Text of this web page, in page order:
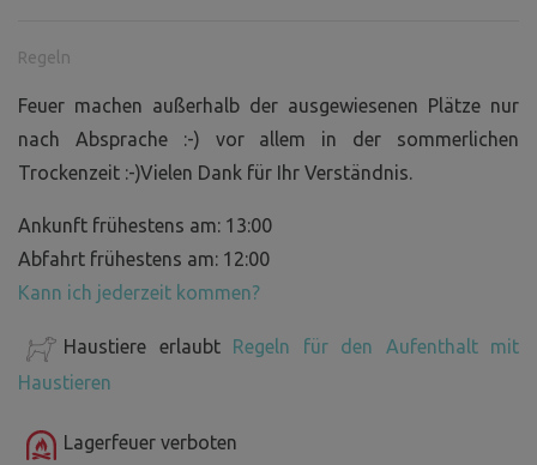
Regeln
Feuer machen außerhalb der ausgewiesenen Plätze nur
nach Absprache :-) vor allem in der sommerlichen
Trockenzeit :-)Vielen Dank für Ihr Verständnis.
Ankunft frühestens am: 13:00
Abfahrt frühestens am: 12:00
Kann ich jederzeit kommen?
Haustiere erlaubt
Regeln für den Aufenthalt mit
Haustieren
Lagerfeuer verboten